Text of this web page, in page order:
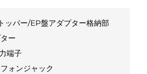
ッパー/EP盤アダプター格納部
ー
端子
ォンジャック